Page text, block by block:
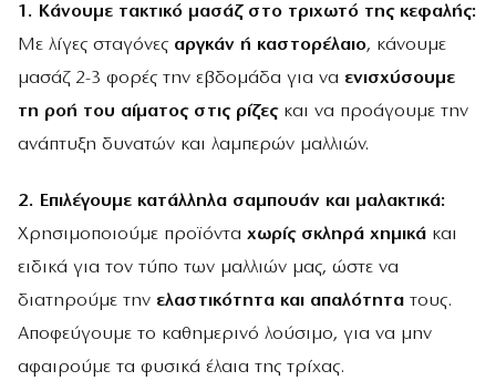
1. Κάνουμε τακτικό μασάζ στο τριχωτό της κεφαλής:
Με λίγες σταγόνες αργκάν ή καστορέλαιο, κάνουμε
μασάζ 2-3 φορές την εβδομάδα για να ενισχύσουμε
τη ροή του αίματος στις ρίζεςκαι να προάγουμε την
ανάπτυξη δυνατών και λαμπερών μαλλιών.
2. Επιλέγουμε κατάλληλα σαμπουάν και μαλακτικά:
Χρησιμοποιούμε προϊόντα χωρίς σκληρά χημικά και
ειδικά για τον τύπο των μαλλιών μας, ώστε να
διατηρούμε την ελαστικότητα και απαλότητα τους.
Αποφεύγουμε το καθημερινό λούσιμο, για να μην
αφαιρούμε τα φυσικά έλαια της τρίχας.